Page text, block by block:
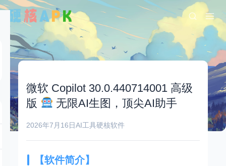
微软 Copilot 30.0.440714001 高级
版
无限AI生图，顶尖AI助手
2026年7月16日AI工具硬核软件
【软件简介】